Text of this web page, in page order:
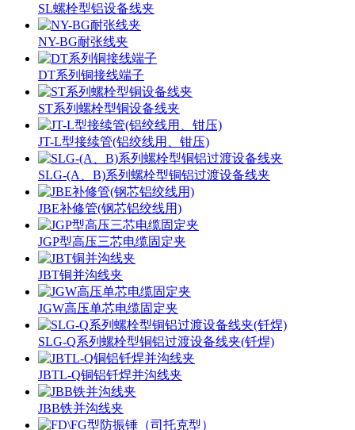
SL螺栓型铝设备线夹
NY-BG耐张线夹
DT系列铜接线端子
ST系列螺栓型铜设备线夹
JT-L型接续管(铝绞线用、钳压)
SLG-(A、B)系列螺栓型铜铝过渡设备线夹
JBE补修管(钢芯铝绞线用)
JGP型高压三芯电缆固定夹
JBT铜并沟线夹
JGW高压单芯电缆固定夹
SLG-Q系列螺栓型铜铝过渡设备线夹(钎焊)
JBTL-Q铜铝钎焊并沟线夹
JBB铁并沟线夹